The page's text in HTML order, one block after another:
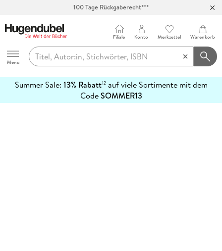
100 Tage Rückgaberecht***
Hugendubel
Menu
Filiale Konto Merkzettel Warenkorb
Summer Sale: 13% Rabatt12auf viele Sortimente mit dem
CodeSOMMER13
erfahren